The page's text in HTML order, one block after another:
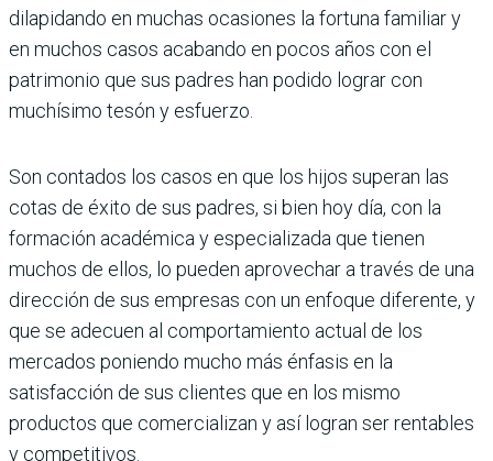
dilapidando en muchas ocasiones la fortuna familiar y
en muchos casos acabando en pocos años con el
patrimonio que sus padres han podido lograr con
muchísimo tesón y esfuerzo.
Son contados los casos en que los hijos superan las
cotas de éxito de sus padres, si bien hoy día, con la
formación académica y especializada que tienen
muchos de ellos, lo pueden aprovechar a través de una
dirección de sus empresas con un enfoque diferente, y
que se adecuen al comportamiento actual de los
mercados poniendo mucho más énfasis en la
satisfacción de sus clientes que en los mismo
productos que comercializan y así logran ser rentables
y competitivos.